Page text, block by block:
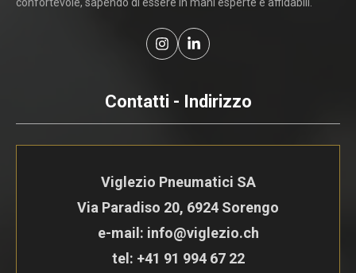
Contatti - Indirizzo
Viglezio Pneumatici SA
Via Paradiso 20, 6924 Sorengo
e-mail: info@viglezio.ch
tel: +41 91 994 67 22